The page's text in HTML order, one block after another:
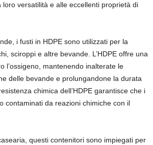
versatilità e alle eccellenti proprietà di
i fusti in HDPE sono utilizzati per la
sciroppi e altre bevande. L’HDPE offre una
l’ossigeno, mantenendo inalterate le
delle bevande e prolungandone la durata
chimica dell’HDPE garantisce che i
contaminati da reazioni chimiche con il
questi contenitori sono impiegati per